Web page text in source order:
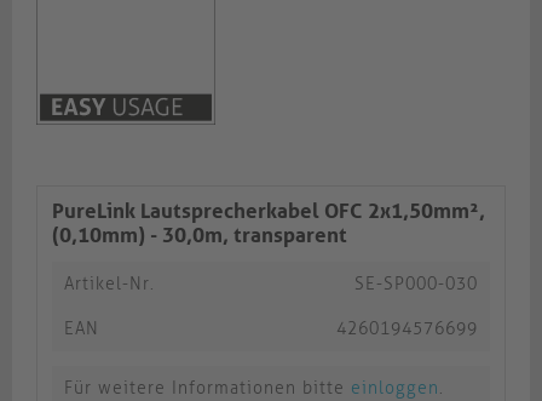
PureLink Lautsprecherkabel OFC 2x1,50mm²,
(0,10mm) - 30,0m, transparent
Artikel-Nr. SE-SP000-030
EAN 4260194576699
Für weitere Informationen bitte einloggen.